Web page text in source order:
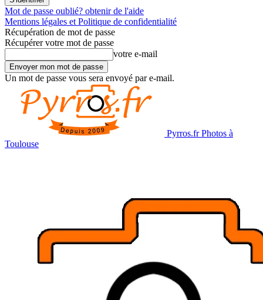
Mot de passe oublié? obtenir de l'aide
Mentions légales et Politique de confidentialité
Récupération de mot de passe
Récupérer votre mot de passe
votre e-mail
Un mot de passe vous sera envoyé par e-mail.
Pyrros.fr Photos à
Toulouse